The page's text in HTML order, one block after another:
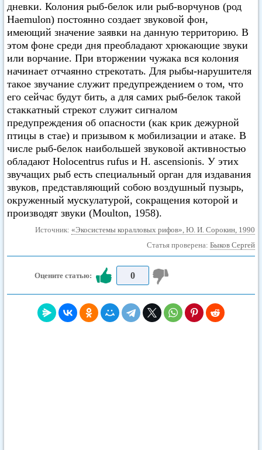
дневки. Колония рыб-белок или рыб-ворчунов (род
Haemulon) постоянно создает звуковой фон,
имеющий значение заявки на данную территорию. В
этом фоне среди дня преобладают хрюкающие звуки
или ворчание. При вторжении чужака вся колония
начинает отчаянно стрекотать. Для рыбы-нарушителя
такое звучание служит предупреждением о том, что
его сейчас будут бить, а для самих рыб-белок такой
стаккатный стрекот служит сигналом
предупреждения об опасности (как крик дежурной
птицы в стае) и призывом к мобилизации и атаке. В
числе рыб-белок наибольшей звуковой активностью
обладают Holocentrus rufus и Н. ascensionis. У этих
звучащих рыб есть специальный орган для издавания
звуков, представляющий собою воздушный пузырь,
окруженный мускулатурой, сокращения которой и
производят звуки (Moulton, 1958).
Источник: «Экосистемы коралловых рифов», Ю. И. Сорокин, 1990
Статья проверена: Быков Сергей
Оцените статью: 0